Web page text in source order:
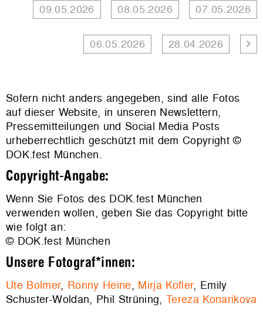
09.05.2026 08.05.2026 07.05.2026
06.05.2026 28.04.2026
Sofern nicht anders angegeben, sind alle Fotos
auf dieser Website, in unseren Newslettern,
Pressemitteilungen und Social Media Posts
urheberrechtlich geschützt mit dem Copyright ©
DOK.fest München.
Copyright-Angabe:
Wenn Sie Fotos des DOK.fest München
verwenden wollen, geben Sie das Copyright bitte
wie folgt an:
© DOK.fest München
Unsere Fotograf*innen:
Ute Bolmer, Ronny Heine, Mirja Kofler, Emily
Schuster-Woldan, Phil Strüning, Tereza Konarikova